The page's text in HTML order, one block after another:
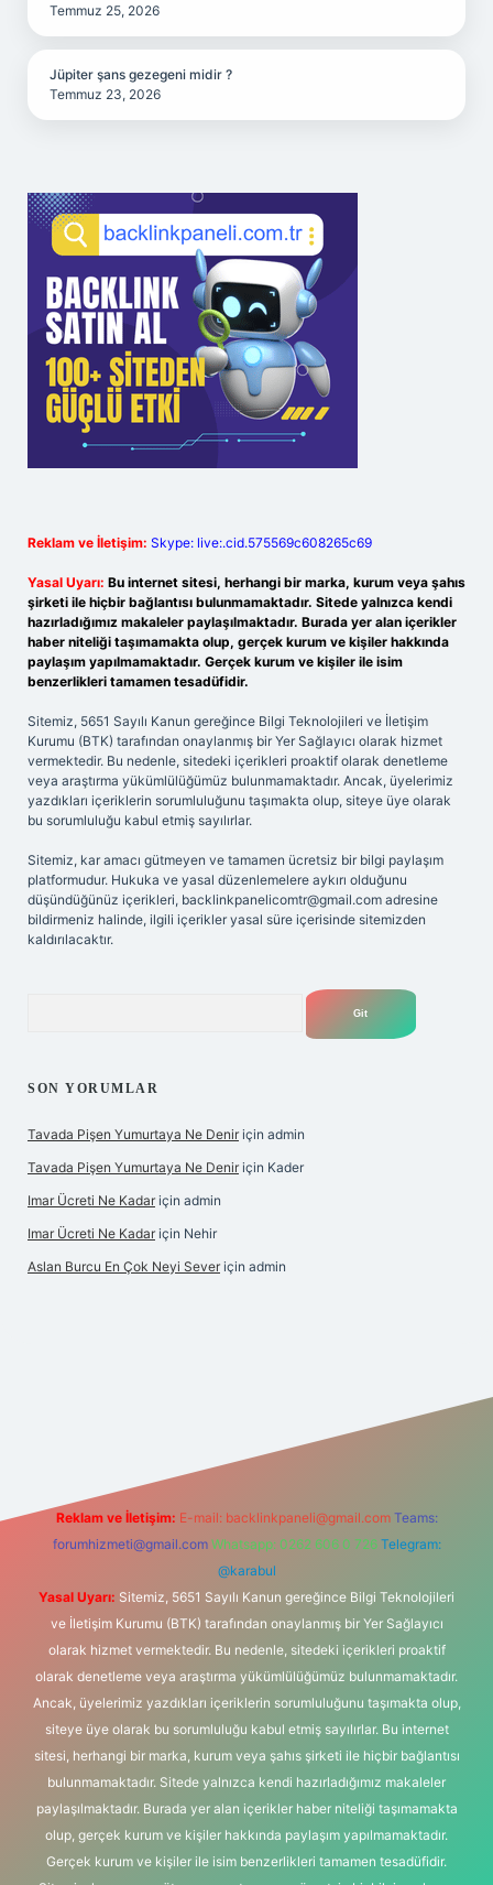
Temmuz 25, 2026
Jüpiter şans gezegeni midir ?
Temmuz 23, 2026
Reklam ve İletişim: Skype: live:.cid.575569c608265c69
Yasal Uyarı: Bu internet sitesi, herhangi bir marka, kurum veya şahıs
şirketi ile hiçbir bağlantısı bulunmamaktadır. Sitede yalnızca kendi
hazırladığımız makaleler paylaşılmaktadır. Burada yer alan içerikler
haber niteliği taşımamakta olup, gerçek kurum ve kişiler hakkında
paylaşım yapılmamaktadır. Gerçek kurum ve kişiler ile isim
benzerlikleri tamamen tesadüfidir.
Sitemiz, 5651 Sayılı Kanun gereğince Bilgi Teknolojileri ve İletişim
Kurumu (BTK) tarafından onaylanmış bir Yer Sağlayıcı olarak hizmet
vermektedir. Bu nedenle, sitedeki içerikleri proaktif olarak denetleme
veya araştırma yükümlülüğümüz bulunmamaktadır. Ancak, üyelerimiz
yazdıkları içeriklerin sorumluluğunu taşımakta olup, siteye üye olarak
bu sorumluluğu kabul etmiş sayılırlar.
Sitemiz, kar amacı gütmeyen ve tamamen ücretsiz bir bilgi paylaşım
platformudur. Hukuka ve yasal düzenlemelere aykırı olduğunu
düşündüğünüz içerikleri, backlinkpanelicomtr@gmail.com adresine
bildirmeniz halinde, ilgili içerikler yasal süre içerisinde sitemizden
kaldırılacaktır.
SON YORUMLAR
Tavada Pişen Yumurtaya Ne Denir için admin
Tavada Pişen Yumurtaya Ne Denir için Kader
Imar Ücreti Ne Kadar için admin
Imar Ücreti Ne Kadar için Nehir
Aslan Burcu En Çok Neyi Sever için admin
elexbetgiris.org
Reklam ve İletişim: E-mail: backlinkpaneli@gmail.com Teams:
forumhizmeti@gmail.com Whatsapp: 0262 606 0 726 Telegram:
@karabul
Yasal Uyarı: Sitemiz, 5651 Sayılı Kanun gereğince Bilgi Teknolojileri
ve İletişim Kurumu (BTK) tarafından onaylanmış bir Yer Sağlayıcı
olarak hizmet vermektedir. Bu nedenle, sitedeki içerikleri proaktif
olarak denetleme veya araştırma yükümlülüğümüz bulunmamaktadır.
Ancak, üyelerimiz yazdıkları içeriklerin sorumluluğunu taşımakta olup,
siteye üye olarak bu sorumluluğu kabul etmiş sayılırlar. Bu internet
sitesi, herhangi bir marka, kurum veya şahıs şirketi ile hiçbir bağlantısı
bulunmamaktadır. Sitede yalnızca kendi hazırladığımız makaleler
paylaşılmaktadır. Burada yer alan içerikler haber niteliği taşımamakta
olup, gerçek kurum ve kişiler hakkında paylaşım yapılmamaktadır.
Gerçek kurum ve kişiler ile isim benzerlikleri tamamen tesadüfidir.